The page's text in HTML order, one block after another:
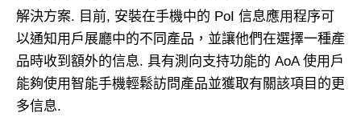
解決方案. 目前, 安裝在手機中的 PoI 信息應用程序可
以通知用戶展廳中的不同產品，並讓他們在選擇一種產
品時收到額外的信息. 具有測向支持功能的 AoA 使用戶
能夠使用智能手機輕鬆訪問產品並獲取有關該項目的更
多信息.